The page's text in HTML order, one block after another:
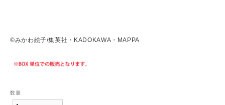
©みかわ絵子/集英社・KADOKAWA・MAPPA
数量